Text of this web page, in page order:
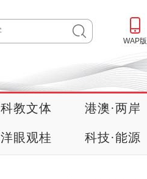
WAP版
科教文体 港澳·两岸
洋眼观桂 科技·能源